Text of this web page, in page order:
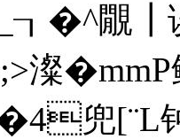
^覵┃
澯
兜